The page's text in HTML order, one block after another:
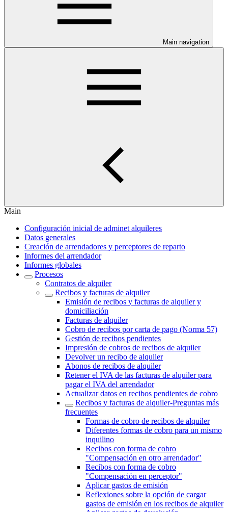
Main navigation
Main
Configuración inicial de adminet alquileres
Datos generales
Creación de arrendadores y perceptores de reparto
Informes del arrendador
Informes globales
Procesos
Contratos de alquiler
Recibos y facturas de alquiler
Emisión de recibos y facturas de alquiler y
domiciliación
Facturas de alquiler
Cobro de recibos por carta de pago (Norma 57)
Gestión de recibos pendientes
Impresión de cobros de recibos de alquiler
Devolver un recibo de alquiler
Abonos de recibos de alquiler
Retener el IVA de las facturas de alquiler para
pagar el IVA del arrendador
Actualizar datos en recibos pendientes de cobro
Recibos y facturas de alquiler‎-‎Preguntas más
frecuentes‎
Formas de cobro de recibos de alquiler
Diferentes formas de cobro para un mismo
inquilino
Recibos con forma de cobro
"Compensación en otro arrendador"
Recibos con forma de cobro
"Compensación en perceptor"
Aplicar gastos de emisión
Reflexiones sobre la opción de cargar
gastos de emisión en los recibos de alquiler